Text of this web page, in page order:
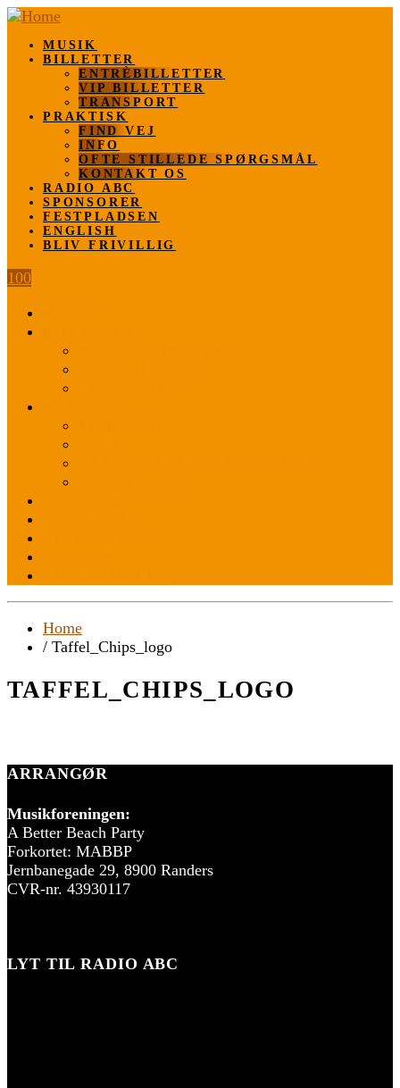
MUSIK
BILLETTER
ENTRÈBILLETTER
VIP BILLETTER
TRANSPORT
PRAKTISK
FIND VEJ
INFO
OFTE STILLEDE SPØRGSMÅL
KONTAKT OS
RADIO ABC
SPONSORER
FESTPLADSEN
ENGLISH
BLIV FRIVILLIG
100
Home
/ Taffel_Chips_logo
TAFFEL_CHIPS_LOGO
ARRANGØR
Musikforeningen:
A Better Beach Party
Forkortet: MABBP
Jernbanegade 29, 8900 Randers
CVR-nr. 43930117
LYT TIL RADIO ABC